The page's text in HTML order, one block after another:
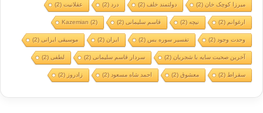
میرزا کوچک خان(2) دولتمند خلف(2) درد (2) عقلانیت(2)
ارغوانم (2) نیچه(2) قاسم سلیمانی(2)
Kazemian (2)
وحدت وجود (2) تفسیر سوره یس (2) ایران(2) موسیقی ایرانی(2)
آخرین صحبت سایه با شجریان(2) سردار قاسم سلیمانی(2) لطفی(2)
سقراط (2) معشوق(2) احمد شاه مسعود (2) زادروز (2)